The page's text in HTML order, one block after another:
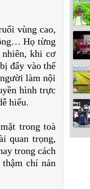
vùng cao,
Họ từng
nhiên, khi cơ
đẩy vào thế
làm nội
hình trực
hiểu.
trong toà
quan trọng,
trong cách
chí nản